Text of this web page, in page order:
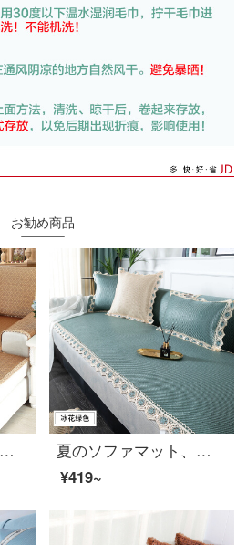
お勧め商品
ロックウェイナの夏のソファマットセット滑り止め夏の座布団ソファーカバー全カバーソファタオル氷藤瑠璃金40*40 cm椅子に一つ（色はランダム）を敷く。
夏のソファマット、夏のソファ、マット、ソファ、冷たいマットカバーの組み合わせは、窓マットyアイスクリーム-グリーン（氷の藤）70*70 cmの単片包装をカスタマイズすることができます（顧客サービスをカスタマイズします）。
¥419~